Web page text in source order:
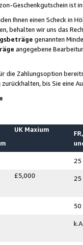
Geschenkgutschein ist
Ihnen einen Scheck in
behalten wir uns das
genannten
angegebene
die Zahlungsoption
bis Sie
UK Maxium
25
£5,000 25
50